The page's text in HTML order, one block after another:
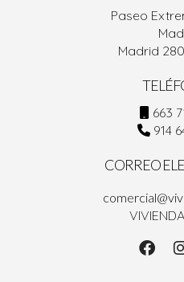
Paseo
Madrid
663
914
CORREO